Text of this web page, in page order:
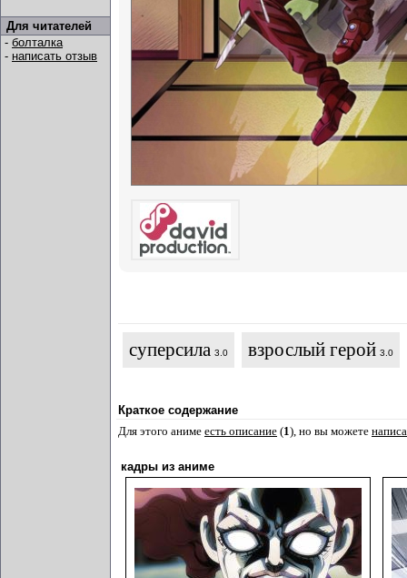
Для читателей
- болталка
- написать отзыв
суперсила 3.0 взрослый герой 3.0
Краткое содержание
Для этого аниме есть описание (1), но вы можете
кадры из аниме